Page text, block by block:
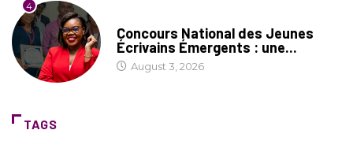
4
Concours National des Jeunes
Écrivains Émergents : une...
August 3, 2026
TAGS